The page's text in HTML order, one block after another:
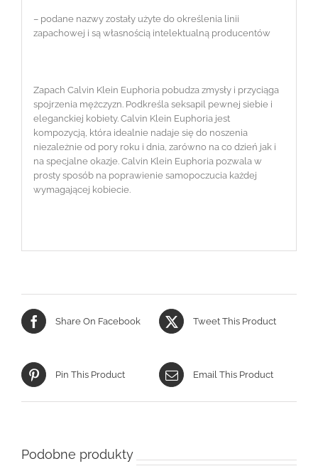
– podane nazwy zostały użyte do określenia linii
zapachowej i są własnością intelektualną producentów
Zapach Calvin Klein Euphoria pobudza zmysły i przyciąga
spojrzenia mężczyzn. Podkreśla seksapil pewnej siebie i
eleganckiej kobiety. Calvin Klein Euphoria jest
kompozycją, która idealnie nadaje się do noszenia
niezależnie od pory roku i dnia, zarówno na co dzień jak i
na specjalne okazje. Calvin Klein Euphoria pozwala w
prosty sposób na poprawienie samopoczucia każdej
wymagającej kobiecie.
Share On Facebook Tweet This Product
Pin This Product Email This Product
Podobne produkty